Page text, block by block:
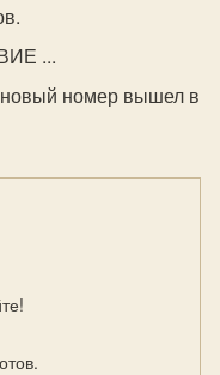
...
новый номер вышел в